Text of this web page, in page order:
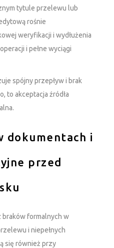
tytule przelewu lub
rośnie
weryfikacji i wydłużenia
i pełne wyciągi
spójny przepływ i brak
to akceptacja źródła
dokumentach i
przed
braków formalnych w
i niepełnych
się również przy